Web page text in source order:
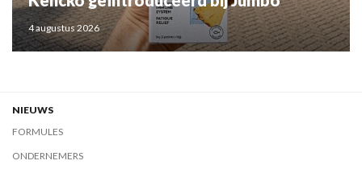
4 augustus 2026
NIEUWS
FORMULES
ONDERNEMERS